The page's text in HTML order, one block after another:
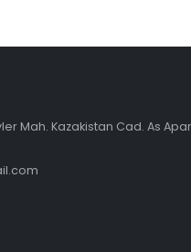
Mah. Kazakistan Cad. As